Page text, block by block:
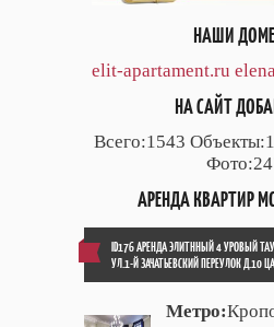
НАШИ
elit-apartament.ru
НА САЙТ
Всего:1543
АРЕНДА КВАРТИР
ID176 АРЕНДА ЭЛИТННЫЙ 4 УРОВЫЙ
УЛ.1-Й ЗАЧАТЬЕВСКИЙ ПЕРЕУЛОК Д.10
Метро: